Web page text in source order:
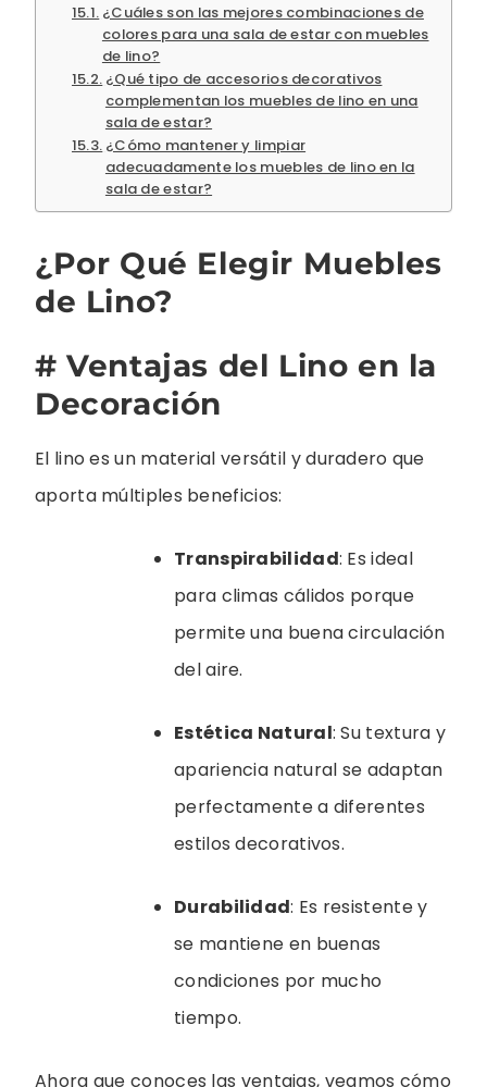
¿Cuáles son las mejores combinaciones de
colores para una sala de estar con muebles
de lino?
¿Qué tipo de accesorios decorativos
complementan los muebles de lino en una
sala de estar?
¿Cómo mantener y limpiar
adecuadamente los muebles de lino en la
sala de estar?
¿Por Qué Elegir Muebles
de Lino?
# Ventajas del Lino en la
Decoración
El lino es un material versátil y duradero que
aporta múltiples beneficios:
Transpirabilidad: Es ideal
para climas cálidos porque
permite una buena circulación
del aire.
Estética Natural: Su textura y
apariencia natural se adaptan
perfectamente a diferentes
estilos decorativos.
Durabilidad: Es resistente y
se mantiene en buenas
condiciones por mucho
tiempo.
Ahora que conoces las ventajas, veamos cómo